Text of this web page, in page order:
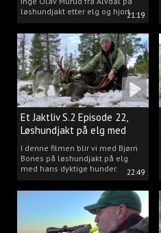
21:19
løshundjakt etter elg og hjort.
22:49
Et Jaktliv S.2 Episode 22,
Løshundjakt på elg med
Bjørn Bones
I denne filmen blir vi med Bjørn
Bones på løshundjakt på elg
med hans dyktige hunder.